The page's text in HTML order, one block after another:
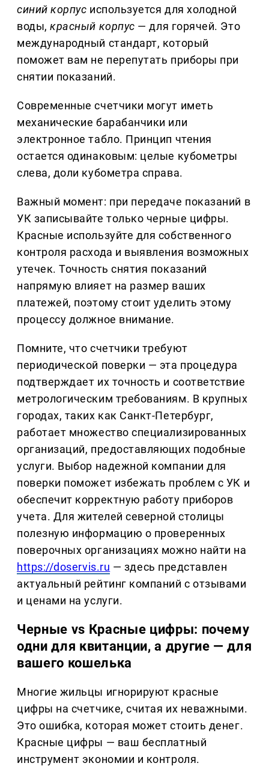
синий корпус используется для холодной
воды,красный корпус — для горячей. Это
международный стандарт, который
поможет вам не перепутать приборы при
снятии показаний.
Современные счетчики могут иметь
механические барабанчики или
электронное табло. Принцип чтения
остается одинаковым: целые кубометры
слева, доли кубометра справа.
Важный момент: при передаче показаний в
УК записывайте только черные цифры.
Красные используйте для собственного
контроля расхода и выявления возможных
утечек. Точность снятия показаний
напрямую влияет на размер ваших
платежей, поэтому стоит уделить этому
процессу должное внимание.
Помните, что счетчики требуют
периодической поверки — эта процедура
подтверждает их точность и соответствие
метрологическим требованиям. В крупных
городах, таких как Санкт-Петербург,
работает множество специализированных
организаций, предоставляющих подобные
услуги. Выбор надежной компании для
поверки поможет избежать проблем с УК и
обеспечит корректную работу приборов
учета. Для жителей северной столицы
полезную информацию о проверенных
поверочных организациях можно найти на
https://doservis.ru — здесь представлен
актуальный рейтинг компаний с отзывами
и ценами на услуги.
Черные vs Красные цифры: почему
одни для квитанции, а другие — для
вашего кошелька
Многие жильцы игнорируют красные
цифры на счетчике, считая их неважными.
Это ошибка, которая может стоить денег.
Красные цифры — ваш бесплатный
инструмент экономии и контроля.